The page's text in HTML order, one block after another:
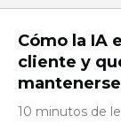
Cómo la IA
cliente y
10 minutos de